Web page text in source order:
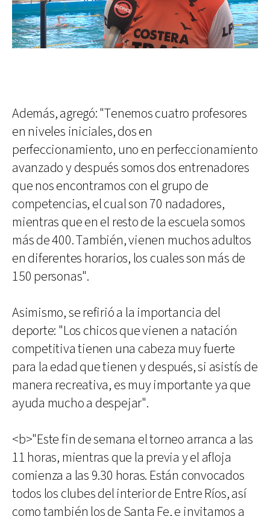
Además, agregó: "Tenemos cuatro profesores
en niveles iniciales, dos en
perfeccionamiento, uno en perfeccionamiento
avanzado y después somos dos entrenadores
que nos encontramos con el grupo de
competencias, el cual son 70 nadadores,
mientras que en el resto de la escuela somos
más de 400. También, vienen muchos adultos
en diferentes horarios, los cuales son más de
150 personas".
Asimismo, se refirió a la importancia del
deporte: "Los chicos que vienen a natación
competitiva tienen una cabeza muy fuerte
para la edad que tienen y después, si asistís de
manera recreativa, es muy importante ya que
ayuda mucho a despejar".
<b>"Este fin de semana el torneo arranca a las
11 horas, mientras que la previa y el afloja
comienza a las 9.30 horas. Están convocados
todos los clubes del interior de Entre Ríos, así
como también los de Santa Fe, e invitamos a